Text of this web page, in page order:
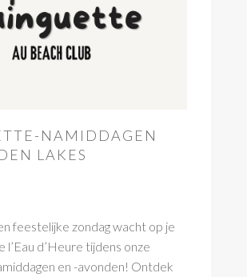
NAMIDDAGEN
LAKES
feestelijke zondag wacht op je
l’Eau d’Heure tijdens onze
en -avonden! Ontdek